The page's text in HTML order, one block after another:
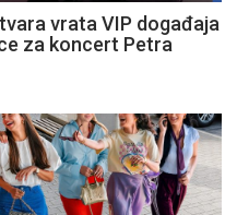
vrata VIP događaja
za koncert Petra